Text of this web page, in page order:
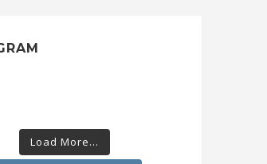
Load More...